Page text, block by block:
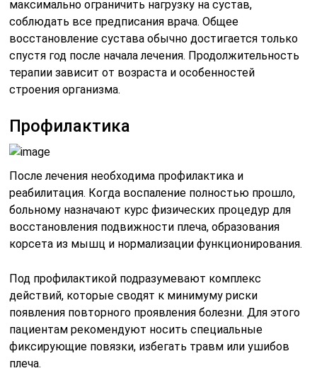
максимально ограничить нагрузку на сустав,
соблюдать все предписания врача. Общее
восстановление сустава обычно достигается только
спустя год после начала лечения. Продолжительность
терапии зависит от возраста и особенностей
строения организма.
Профилактика
После лечения необходима профилактика и
реабилитация. Когда воспаление полностью прошло,
больному назначают курс физических процедур для
восстановления подвижности плеча, образования
корсета из мышц и нормализации функционирования.
Под профилактикой подразумевают комплекс
действий, которые сводят к минимуму риски
появления повторного проявления болезни. Для этого
пациентам рекомендуют носить специальные
фиксирующие повязки, избегать травм или ушибов
плеча.